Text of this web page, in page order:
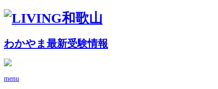
わかやま最新受験情報
menu